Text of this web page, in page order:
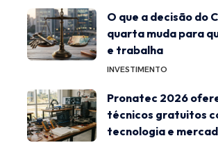
O que a decisão do
quarta muda para
e trabalha
INVESTIMENTO
Pronatec 2026
técnicos gratuitos
tecnologia e